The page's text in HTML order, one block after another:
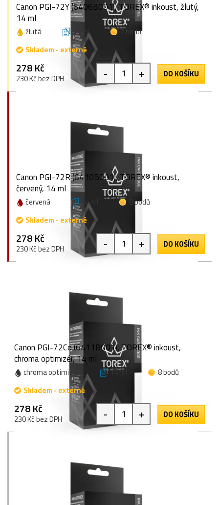
Canon PGI-72Y (6406B001), TOREX® inkoust, žlutý,
14 ml
žlutá 14 ml
7 bodů
Skladem - externě
278 Kč
230 Kč bez DPH - + DO KOŠÍKU
Canon PGI-72R (6410B001), TOREX® inkoust,
červený, 14 ml
červená 14 ml
8 bodů
Skladem - externě
278 Kč
230 Kč bez DPH - + DO KOŠÍKU
Canon PGI-72Co (6411B001), TOREX® inkoust,
chroma optimizér, 14 ml
chroma optimizér 14 ml
8 bodů
Skladem - externě
278 Kč
230 Kč bez DPH - + DO KOŠÍKU